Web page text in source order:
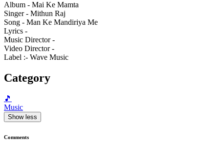
Album - Mai Ke Mamta
Singer - Mithun Raj
Song - Man Ke Mandiriya Me
Lyrics -
Music Director -
Video Director -
Label :- Wave Music
Category
🎵
Music
Show less
Comments